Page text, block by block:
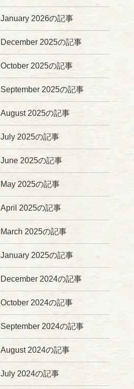
January 2026の記事
December 2025の記事
October 2025の記事
September 2025の記事
August 2025の記事
July 2025の記事
June 2025の記事
May 2025の記事
April 2025の記事
March 2025の記事
January 2025の記事
December 2024の記事
October 2024の記事
September 2024の記事
August 2024の記事
July 2024の記事